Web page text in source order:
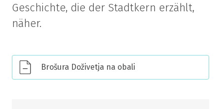
Geschichte, die der Stadtkern erzählt,
näher.
Brošura Doživetja na obali